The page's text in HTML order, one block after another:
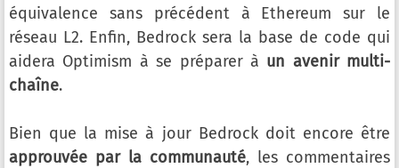
équivalence sans précédent à Ethereum sur le
réseau L2. Enfin, Bedrock sera la base de code qui
aidera Optimism à se préparer à un avenir multi-
chaîne.
Bien que la mise à jour Bedrock doit encore être
approuvée par la communauté, les commentaires